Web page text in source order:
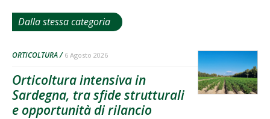
Dalla stessa categoria
ORTICOLTURA 6 Agosto 2026
Orticoltura intensiva in
Sardegna, tra sfide strutturali
e opportunità di rilancio